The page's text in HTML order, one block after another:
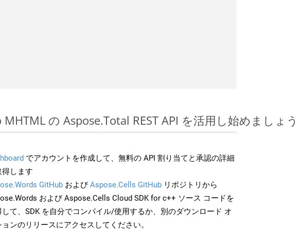
MHTML の Aspose.Total REST API を活用し始めましょう
でアカウントを作成して、無料の API 割り当てと承認の詳細
得します
GitHub およびAspose.Cells GitHub リポジトリから
および Aspose.Cells Cloud SDK for c++ ソース コードを
して、SDK を自分でコンパイル/使用するか、別のダウンロード オ
ョンのリリースにアクセスしてください。